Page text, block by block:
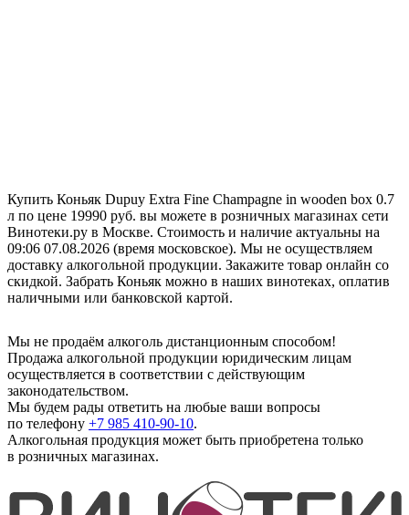
Купить Коньяк Dupuy Extra Fine Champagne in wooden box 0.7
л по цене 19990 руб. вы можете в розничных магазинах сети
Винотеки.ру в Москве. Стоимость и наличие актуальны на
09:06 07.08.2026 (время московское). Мы не осуществляем
доставку алкогольной продукции. Закажите товар онлайн со
скидкой. Забрать Коньяк можно в наших винотеках, оплатив
наличными или банковской картой.
Мы не продаём алкоголь дистанционным способом!
Продажа алкогольной продукции юридическим лицам
осуществляется в соответствии с действующим
законодательством.
Мы будем рады ответить на любые ваши вопросы
по телефону +7 985 410-90-10.
Алкогольная продукция может быть приобретена только
в розничных магазинах.